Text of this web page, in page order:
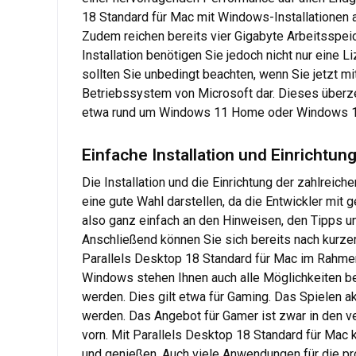
18 Standard für Mac mit Windows-Installationen
Zudem reichen bereits vier Gigabyte
Installation benötigen Sie jedoch nicht nur eine
sollten Sie unbedingt beachten, wenn Sie jetzt
Betriebssystem von Microsoft dar. Dieses
etwa rund um Windows 11 Home oder
Einfache Installation und
Die Installation und die Einrichtung der
eine gute Wahl darstellen, da die Entwickler mit
also ganz einfach an den Hinweisen, den Tipps
Anschließend können Sie sich bereits nach
Parallels Desktop 18 Standard für Mac im
Windows stehen Ihnen auch alle Möglichkeiten
werden. Dies gilt etwa für Gaming. Das Spielen
werden. Das Angebot für Gamer ist zwar in den
vorn. Mit Parallels Desktop 18 Standard für Mac